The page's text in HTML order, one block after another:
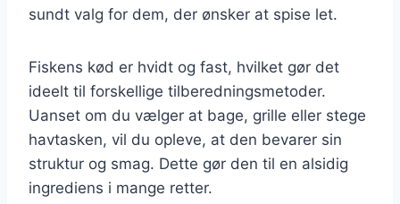
sundt valg for dem, der ønsker at spise let.
Fiskens kød er hvidt og fast, hvilket gør det
ideelt til forskellige tilberedningsmetoder.
Uanset om du vælger at bage, grille eller stege
havtasken, vil du opleve, at den bevarer sin
struktur og smag. Dette gør den til en alsidig
ingrediens i mange retter.